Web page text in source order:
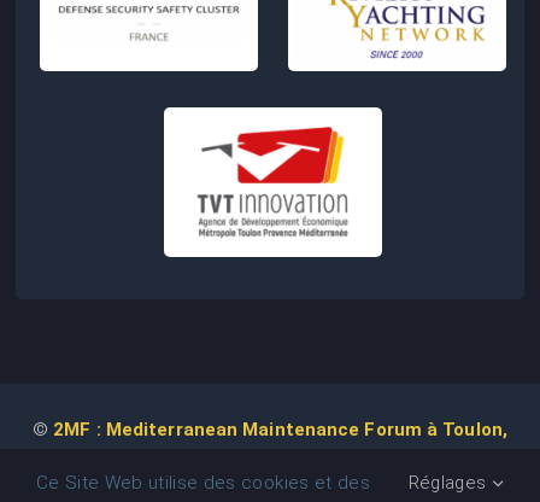
© 2MF : Mediterranean Maintenance Forum à Toulon,
Ce Site Web utilise des cookies et des
Réglages